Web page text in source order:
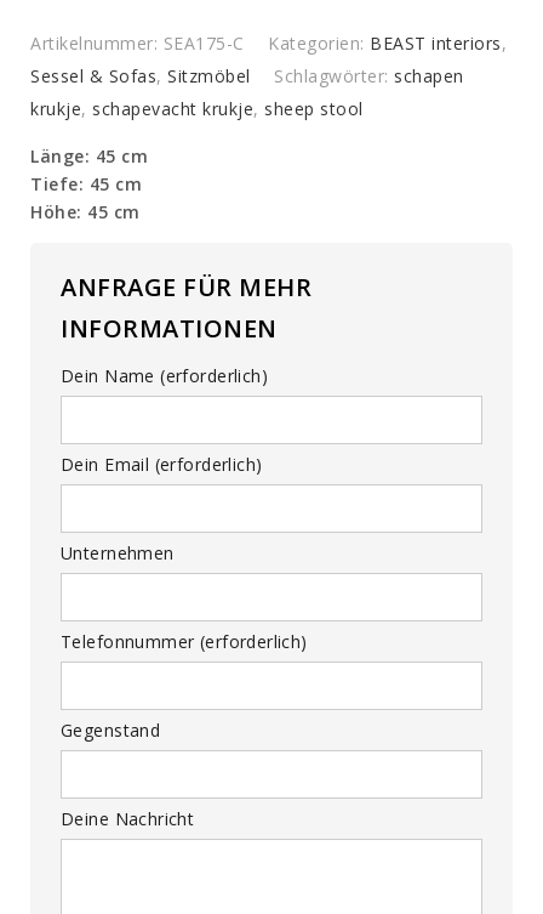
Artikelnummer: SEA175-C Kategorien: BEAST interiors,
Sessel & Sofas, Sitzmöbel Schlagwörter: schapen
krukje, schapevacht krukje, sheep stool
Länge: 45 cm
Tiefe: 45 cm
Höhe: 45 cm
ANFRAGE FÜR MEHR
INFORMATIONEN
Dein Name (erforderlich)
Dein Email (erforderlich)
Unternehmen
Telefonnummer (erforderlich)
Gegenstand
Deine Nachricht